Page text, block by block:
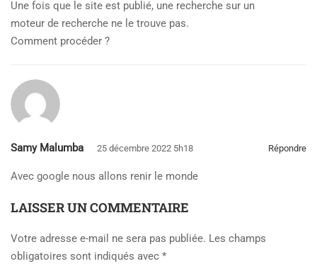
Une fois que le site est publié, une recherche sur un
moteur de recherche ne le trouve pas.
Comment procéder ?
Samy Malumba 25 décembre 2022 5h18 Répondre
Avec google nous allons renir le monde
LAISSER UN COMMENTAIRE
Votre adresse e-mail ne sera pas publiée. Les champs
obligatoires sont indiqués avec *